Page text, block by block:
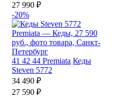
27 990 ₽
-20%
41 42 44 Premiata Кеды
Steven 5772
34 490 ₽
27 590 ₽